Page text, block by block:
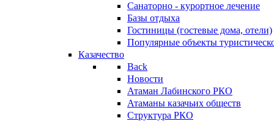
Санаторно - курортное лечение
Базы отдыха
Гостиницы (гостевые дома, отели)
Популярные объекты
Казачество
Back
Новости
Атаман Лабинского РКО
Атаманы казачьих обществ
Структура РКО